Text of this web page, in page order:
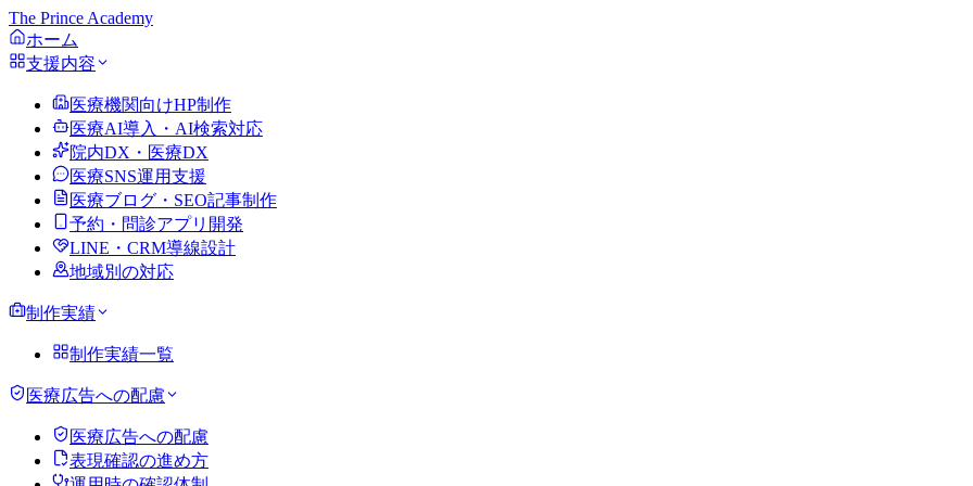
The Prince Academy
ホーム
支援内容
医療機関向けHP制作
医療AI導入・AI検索対応
院内DX・医療DX
医療SNS運用支援
医療ブログ・SEO記事制作
予約・問診アプリ開発
LINE・CRM導線設計
地域別の対応
制作実績
制作実績一覧
医療広告への配慮
医療広告への配慮
表現確認の進め方